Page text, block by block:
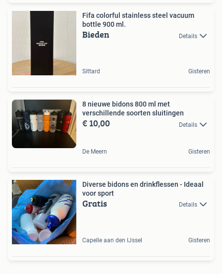
Fifa colorful stainless steel vacuum
bottle 900 ml.
Bieden Details
Sittard Gisteren
8 nieuwe bidons 800 ml met
verschillende soorten sluitingen
€ 10,00 Details
De Meern Gisteren
Diverse bidons en drinkflessen - Ideaal
voor sport
Gratis Details
Capelle aan den IJssel Gisteren